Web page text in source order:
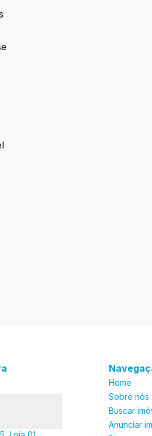
Home
Sobre nós
Buscar
Anunciar